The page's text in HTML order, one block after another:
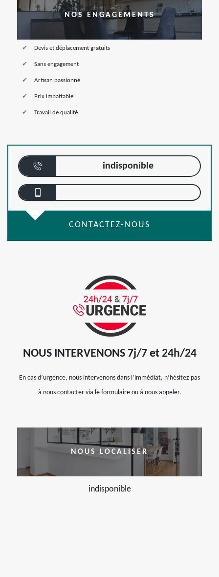
NOS ENGAGEMENTS
Devis et déplacement gratuits
Sans engagement
Artisan passionné
Prix imbattable
Travail de qualité
indisponible
CONTACTEZ-NOUS
NOUS INTERVENONS 7j/7 et 24h/24
En cas d’urgence, nous intervenons dans l’immédiat, n’hésitez pas
à nous contacter via le formulaire ou à nous appeler.
NOUS LOCALISER
indisponible